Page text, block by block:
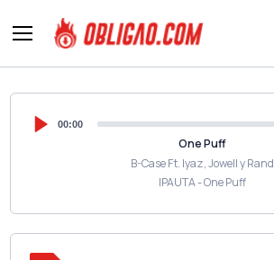
00:00
One Puff
B-Case Ft. Iyaz, Jowell y Rand
IPAUTA - One Puff